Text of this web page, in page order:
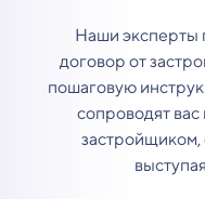
Наши эксперты
договор от
пошаговую
сопроводят
застройщиком,